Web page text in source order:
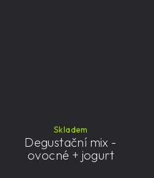
Skladem
Degustační mix -
ovocné + jogurt